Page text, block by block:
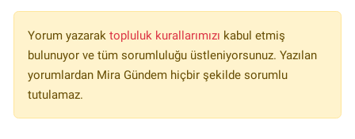
Yorum yazarak topluluk kurallarımızı kabul etmiş
bulunuyor ve tüm sorumluluğu üstleniyorsunuz. Yazılan
yorumlardan Mira Gündem hiçbir şekilde sorumlu
tutulamaz.